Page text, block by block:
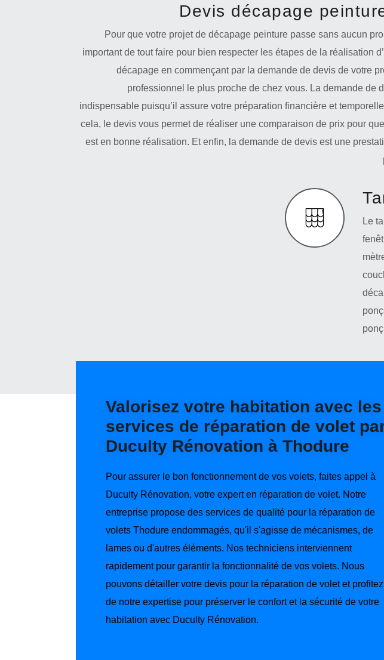
Devis décapage
Pour que votre projet de décapage peinture passe sans aucun
important de tout faire pour bien respecter les étapes de la réalisation
décapage en commençant par la demande de devis de votre
professionnel le plus proche de chez vous. La demande de
indispensable puisqu’il assure votre préparation financière et
cela, le devis vous permet de réaliser une comparaison de prix pour
est en bonne réalisation. Et enfin, la demande de devis est une
Le
Valorisez votre habitation avec les
services de réparation de volet
Duculty Rénovation à Thodure
Pour assurer le bon fonctionnement de vos volets, faites appel à
Duculty Rénovation, votre expert en réparation de volet. Notre
entreprise propose des services de qualité pour la réparation de
volets Thodure endommagés, qu'il s'agisse de mécanismes, de
lames ou d'autres éléments. Nos techniciens interviennent
rapidement pour garantir la fonctionnalité de vos volets. Nous
pouvons détailler votre devis pour la réparation de volet et profitez
de notre expertise pour préserver le confort et la sécurité de votre
habitation avec Duculty Rénovation.